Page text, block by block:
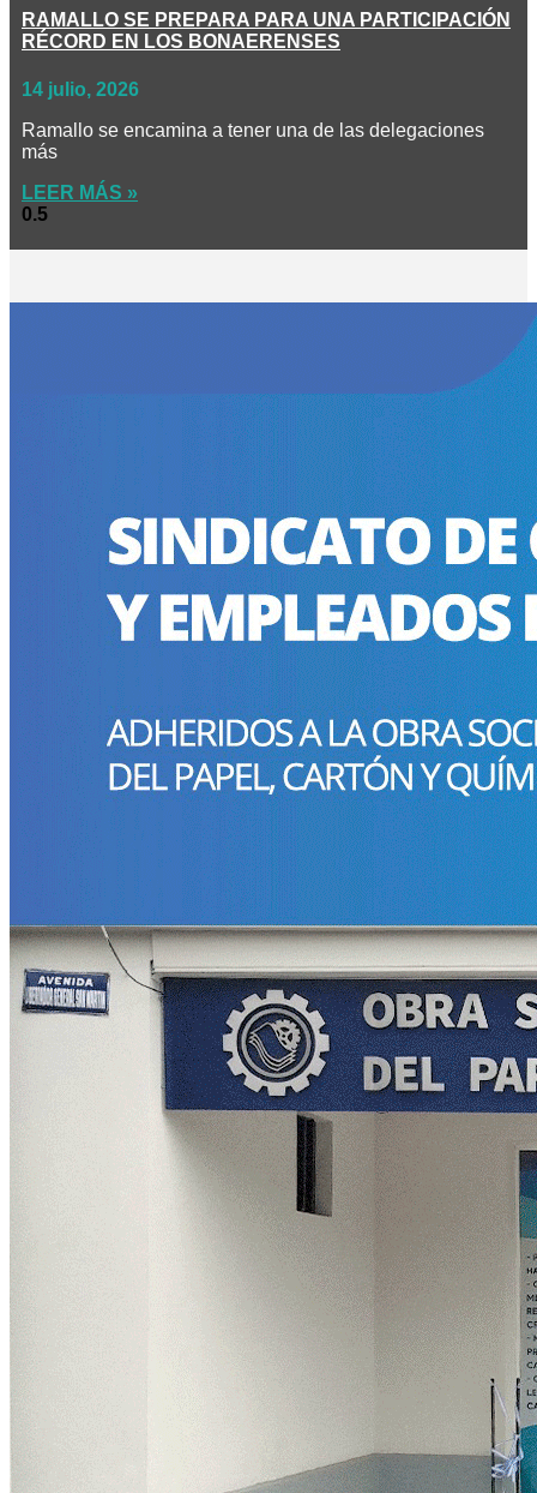
RAMALLO SE PREPARA PARA UNA PARTICIPACIÓN
RÉCORD EN LOS BONAERENSES
14 julio, 2026
Ramallo se encamina a tener una de las delegaciones
más
LEER MÁS »